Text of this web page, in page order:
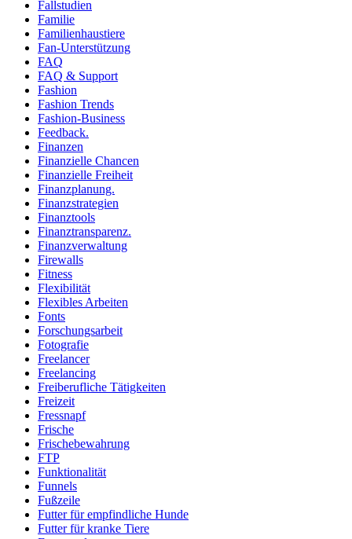
Fallstudien
Familie
Familienhaustiere
Fan-Unterstützung
FAQ
FAQ & Support
Fashion
Fashion Trends
Fashion-Business
Feedback.
Finanzen
Finanzielle Chancen
Finanzielle Freiheit
Finanzplanung.
Finanzstrategien
Finanztools
Finanztransparenz.
Finanzverwaltung
Firewalls
Fitness
Flexibilität
Flexibles Arbeiten
Fonts
Forschungsarbeit
Fotografie
Freelancer
Freelancing
Freiberufliche Tätigkeiten
Freizeit
Fressnapf
Frische
Frischebewahrung
FTP
Funktionalität
Funnels
Fußzeile
Futter für empfindliche Hunde
Futter für kranke Tiere